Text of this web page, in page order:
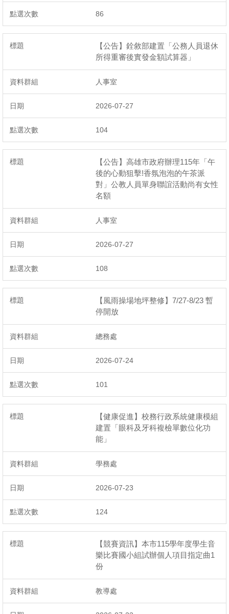
86
【公告】銓敘部建置「公務人員退休
所得重審後實發金額試算器」
人事室
2026-07-27
104
【公告】高雄市政府辦理115年「午
後的心動狙擊!香氛泡泡的午茶派
對」公教人員單身聯誼活動尚有女性
名額
人事室
2026-07-27
108
【風雨操場地坪整修】7/27-8/23 暫
停開放
總務處
2026-07-24
101
【健康促進】校務行政系統健康模組
建置「眼科及牙科複檢單數位化功
能」
學務處
2026-07-23
124
【競賽資訊】本市115學年度學生音
樂比賽國小組試辦個人項目指定曲1
份
教導處